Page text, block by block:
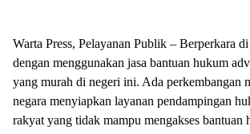
Warta Press, Pelayanan Publik – Berperkara
dengan menggunakan jasa bantuan hukum
yang murah di negeri ini. Ada perkembangan
negara menyiapkan layanan pendampingan
rakyat yang tidak mampu mengakses bantuan